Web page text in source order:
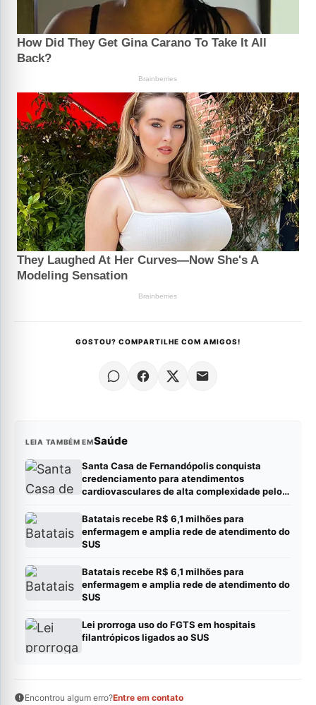
GOSTOU? COMPARTILHE COM AMIGOS!
LEIA TAMBÉM EMSaúde
Santa Casa de Fernandópolis conquista
credenciamento para atendimentos
cardiovasculares de alta complexidade pelo
Batatais recebe R$ 6,1 milhões para
enfermagem e amplia rede de atendimento do
SUS
Batatais recebe R$ 6,1 milhões para
enfermagem e amplia rede de atendimento do
SUS
Lei prorroga uso do FGTS em hospitais
filantrópicos ligados ao SUS
Encontrou algum erro?Entre em contato